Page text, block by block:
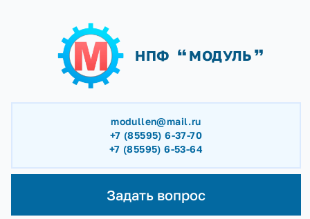
НПФ МОДУЛЬ
modullen@mail.ru
+7 (85595) 6-37-70
+7 (85595) 6-53-64
Задать вопрос